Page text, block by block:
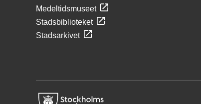
Medeltidsmuseet
Stadsbiblioteket
Stadsarkivet